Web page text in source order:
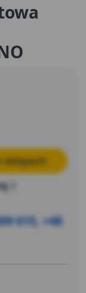
sklepach
i
615, +48